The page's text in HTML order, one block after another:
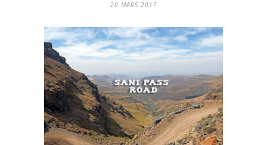
20 MARS 2017